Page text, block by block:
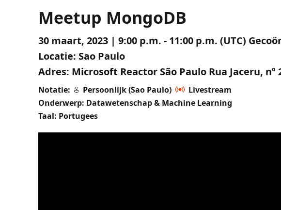
Meetup MongoDB
30 maart, 2023 | 9:00 p.m. - 11:00 p.m. (UTC)
Locatie: Sao Paulo
Adres: Microsoft Reactor São Paulo Rua Jaceru, nº
Notatie: Persoonlijk (Sao Paulo)
Livestream
Onderwerp: Datawetenschap & Machine Learning
Taal: Portugees